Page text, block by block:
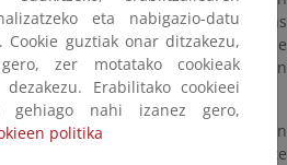
de la mitad de las composteras
de Madrid estaban en hogares de
registradas, 1.013 pertenecían
En junio de 2022 se incorporaron
que se sumaron otras 100 durante
eta nabigazio-datu
Cookie guztiak onar ditzakezu,
zer motatako cookieak
Erabilitako cookieei
gehiago nahi izanez gero,
politika